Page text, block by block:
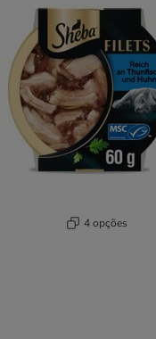
4 opções